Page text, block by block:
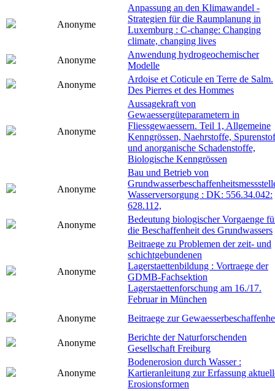
Anonyme
Anpassung an den Klimawandel -
Strategien für die Raumplanung in
Luxemburg : C-change: Changing
climate, changing lives
Anonyme
Anwendung hydrogeochemischer
Modelle
Anonyme
Ardoise et Coticule en Terre de Salm.
Des Pierres et des Hommes
Anonyme
Aussagekraft von
Gewaessergüteparametern in
Fliessgewaessern. Teil 1, Allgemeine
Kenngrössen, Naehrstoffe,
und anorganische Schadenstoffe,
Biologische Kenngrössen
Anonyme
Bau und Betrieb von
Wasserversorgung : DK: 556.34.042:
628.112,
Anonyme
Bedeutung biologischer Vorgaenge
die Beschaffenheit des Grundwassers
Anonyme
Beitraege zu Problemen der zeit- und
schichtgebundenen
Lagerstaettenbildung : Vortraege der
GDMB-Fachsektion
Lagerstaettenforschung am 16./17.
Februar in München
Anonyme
Beitraege zur
Anonyme
Berichte der Naturforschenden
Gesellschaft Freiburg
Anonyme
Bodenerosion durch Wasser :
Kartieranleitung zur Erfassung
Erosionsformen